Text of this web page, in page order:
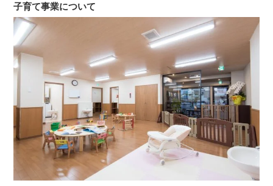
子育て事業について